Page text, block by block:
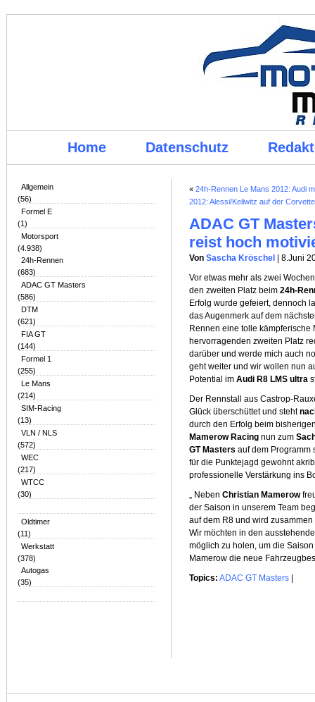
Home Datenschutz
Allgemein
(56)
Formel E
(1)
Motorsport
(4.938)
24h-Rennen
(683)
ADAC GT Masters
(586)
DTM
(621)
FIA GT
(144)
Formel 1
(255)
Le Mans
(214)
SIM-Racing
(13)
VLN / NLS
(572)
WEC
(217)
WTCC
(30)
Oldtimer
(11)
Werkstatt
(378)
Autogas
(35)
« 24h-Rennen Le Mans 2012: Audi
2012: Alessi/Keilwitz auf der
ADAC GT
reist hoch
Von Sascha Kröschel
| 8.Juni
Vor etwas mehr als zwei
den zweiten Platz beim 24h-
Erfolg wurde gefeiert, dennoch
das Augenmerk auf dem
Rennen eine tolle
hervorragenden zweiten Platz
darüber und werde mich auch
geht weiter und wir wollen nun
Potential im Audi R8 LMS ultra
Der Rennstall aus Castrop-
Glück überschüttet und steht
durch den Erfolg beim
Mamerow Racing nun zum
GT Masters auf dem Programm
für die Punktejagd gewohnt
professionelle Verstärkung ins
„ Neben Christian Mamerow
der Saison in unserem Team
auf dem R8 und wird
Wir möchten in den
möglich zu holen, um die
Mamerow die neue
Topics: ADAC GT Masters